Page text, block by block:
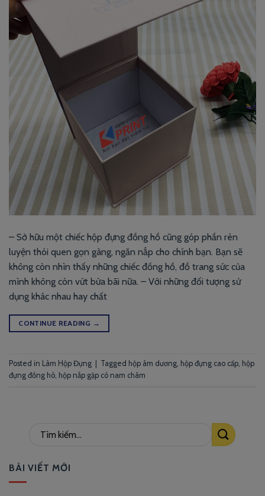
– Sở hữu một chiếc hộp đựng đồng hồ cũng góp phần rèn
luyện thói quen gọn gàng, ngăn nắp cho chính bạn. Bạn sẽ
không còn nhìn thấy những chiếc đồng hồ, đồ trang sức của
mình không còn vứt bừa bãi nữa. – Với những đối tượng sử
dụng khác nhau hay chất
CONTINUE READING →
Posted in Làm Hộp Đựng Tagged hộp âm dương hộp đựng cao cấp hộp
đựng đồng hò hộp nắp gập có nam châm
BÀI VIẾT MỚI